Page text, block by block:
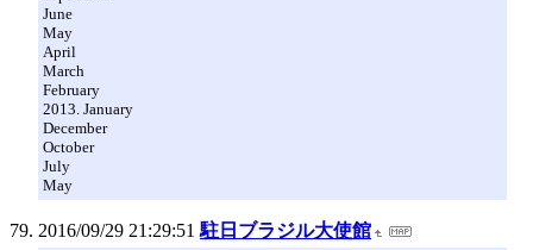
June
May
April
March
February
2013. January
December
October
July
May
2016/09/29 21:29:51 駐日ブラジル大使館